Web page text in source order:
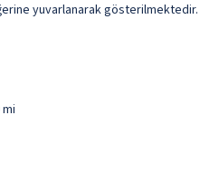
yuvarlanarak gösterilmektedir.